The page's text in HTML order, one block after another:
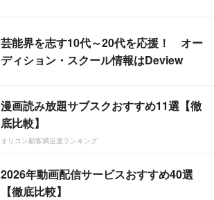
芸能界を志す10代～20代を応援！ オー
ディション・スクール情報はDeview
漫画読み放題サブスクおすすめ11選【徹
底比較】
オリコン顧客満足度ランキング
2026年動画配信サービスおすすめ40選
【徹底比較】